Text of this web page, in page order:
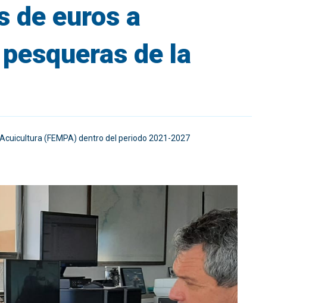
de euros a
de la
(FEMPA) dentro del periodo 2021-2027